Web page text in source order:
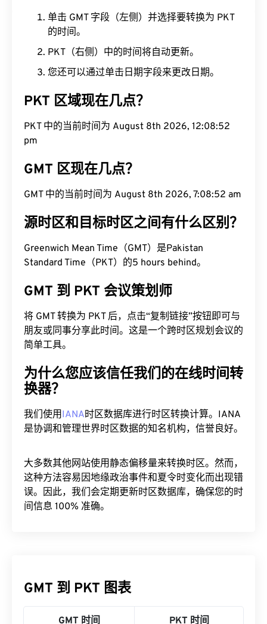
单击 GMT 字段（左侧）并选择要转换为 PKT
的时间。
PKT（右侧）中的时间将自动更新。
您还可以通过单击日期字段来更改日期。
PKT 区域现在几点？
PKT 中的当前时间为 August 8th 2026, 12:08:53
pm
GMT 区现在几点？
GMT 中的当前时间为 August 8th 2026, 7:08:53 am
源时区和目标时区之间有什么区别？
Greenwich Mean Time（GMT）是Pakistan
Standard Time（PKT）的5 hours behind。
GMT 到 PKT 会议策划师
将 GMT 转换为 PKT 后，点击“复制链接”按钮即可与
朋友或同事分享此时间。这是一个跨时区规划会议的
简单工具。
为什么您应该信任我们的在线时间转
换器？
我们使用IANA时区数据库进行时区转换计算。IANA
是协调和管理世界时区数据的知名机构，信誉良好。
大多数其他网站使用静态偏移量来转换时区。然而，
这种方法容易因地缘政治事件和夏令时变化而出现错
误。因此，我们会定期更新时区数据库，确保您的时
间信息 100% 准确。
GMT 到 PKT 图表
GMT 时间 PKT 时间